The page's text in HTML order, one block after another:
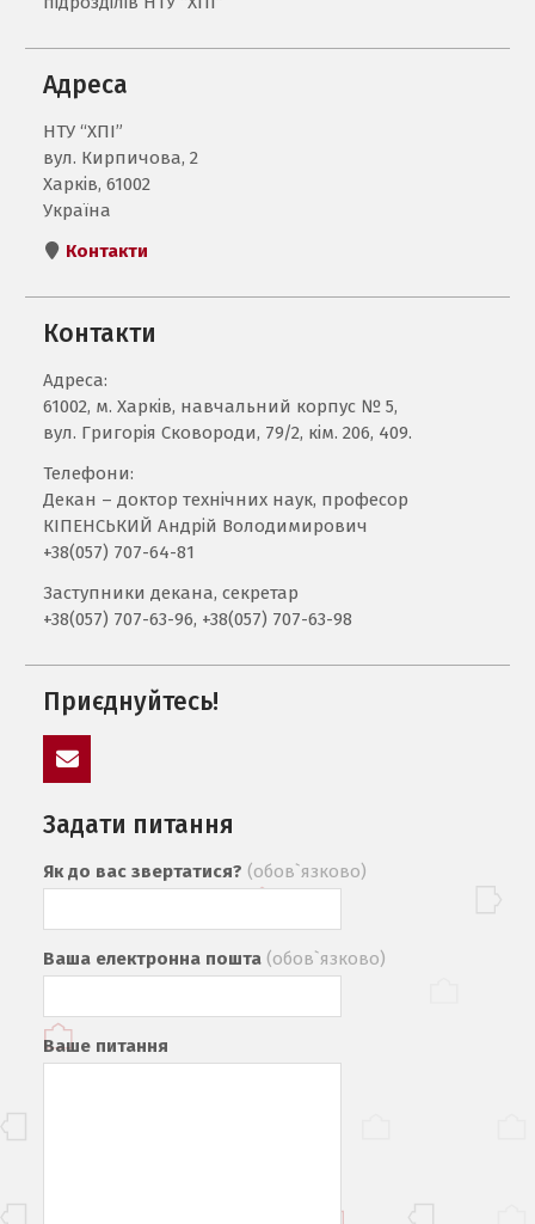
Адреса
НТУ “ХПІ”
вул. Кирпичова, 2
Харків, 61002
Україна
Контакти
Контакти
Адреса:
61002, м. Харків, навчальний корпус № 5,
вул. Григорія Сковороди, 79/2, кім. 206, 409.
Телефони:
Декан – доктор технічних наук, професор
КІПЕНСЬКИЙ Андрій Володимирович
+38(057) 707-64-81
Заступники декана, секретар
+38(057) 707-63-96, +38(057) 707-63-98
Приєднуйтесь!
Задати питання
Як до вас звертатися? (обов`язково)
Ваша електронна пошта (обов`язково)
Ваше питання